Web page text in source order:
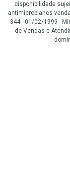
disponibilidade
antimicrobianos
344 - 01/02/1999 -
de Vendas e